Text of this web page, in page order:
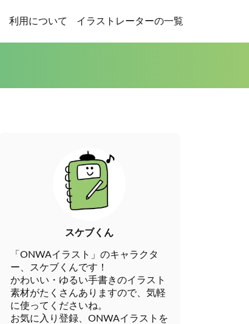
利用について イラストレーターの一覧
スケブくん
「ONWAイラスト」のキャラクタ
ー、スケブくんです！
かわいい・ゆるい手書きのイラスト
素材がたくさんありますので、気軽
に使ってくださいね。
お気に入り登録、ONWAイラストを